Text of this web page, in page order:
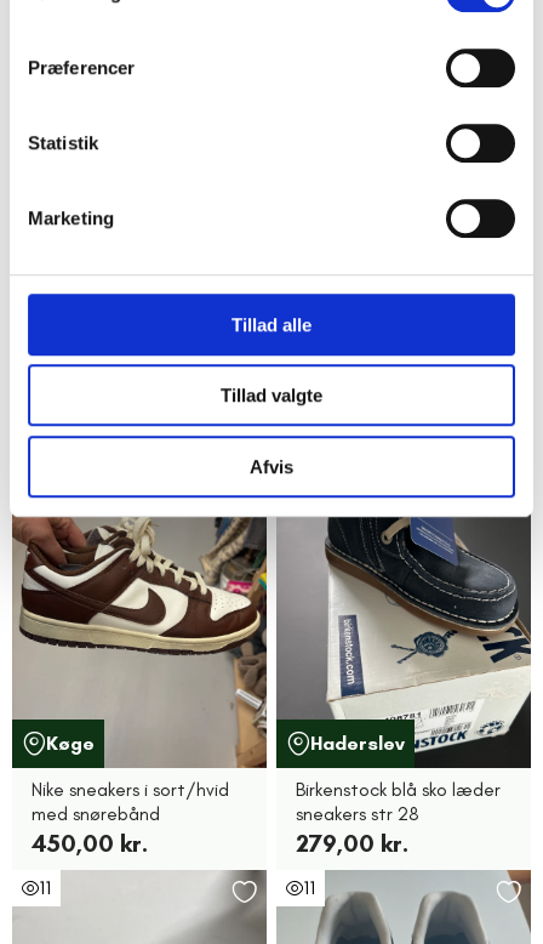
Præferencer
Statistik
Marketing
Tillad alle
Tillad valgte
Afvis
Søborg
52,00 kr. pr. stk.
Frederikssund
Røde/sorte sneakers med
snørebånd ny str42
med50%
210,00 kr.
Køge
Nike sneakers i sort/hvid
med snørebånd
450,00 kr.
Haderslev
Birkenstock blå sko læder
sneakers str 28
279,00 kr.
11 11